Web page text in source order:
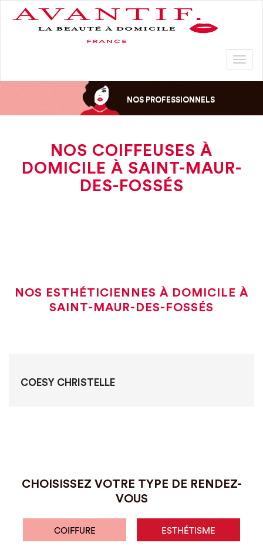
NOS PROFESSIONNELS
NOS COIFFEUSES À
DOMICILE À SAINT-MAUR-
DES-FOSSÉS
NOS ESTHÉTICIENNES À DOMICILE À
SAINT-MAUR-DES-FOSSÉS
COESY CHRISTELLE
CHOISISSEZ VOTRE TYPE DE RENDEZ-
VOUS
COIFFURE ESTHÉTISME